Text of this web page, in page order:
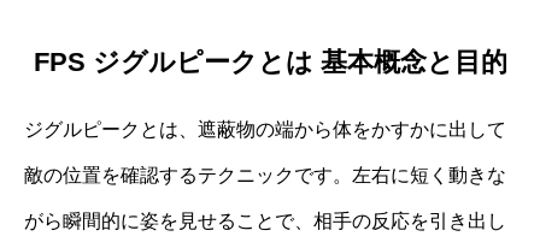
FPS ジグルピークとは 基本概念と目的
ジグルピークとは、遮蔽物の端から体をかすかに出して
敵の位置を確認するテクニックです。左右に短く動きな
がら瞬間的に姿を見せることで、相手の反応を引き出し